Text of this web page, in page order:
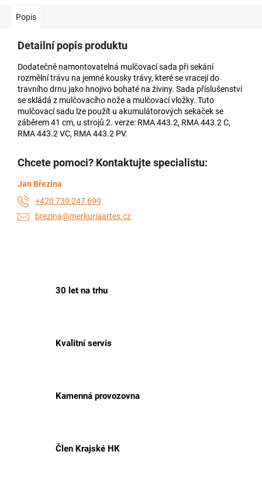
30 let na trhu
Kvalitní servis
Kamenná provozovna
Člen Krajské HK
Popis
Detailní popis produktu
Dodatečně namontovatelná mulčovací sada při sekání
rozmělní trávu na jemné kousky trávy, které se vracejí do
travního drnu jako hnojivo bohaté na živiny. Sada příslušenství
se skládá z mulčovacího nože a mulčovací vložky. Tuto
mulčovací sadu lze použít u akumulátorových sekaček se
záběrem 41 cm, u strojů 2. verze: RMA 443.2, RMA 443.2 C,
RMA 443.2 VC, RMA 443.2 PV.
Chcete pomoci? Kontaktujte specialistu:
Jan Březina
+420 739 247 699
brezina@merkuriaartes.cz